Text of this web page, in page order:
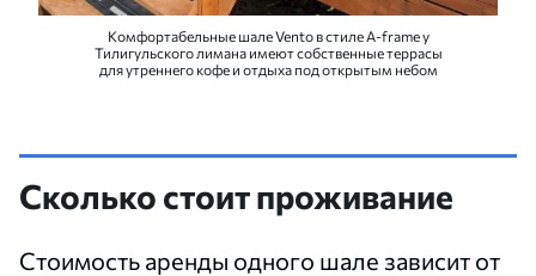
Комфортабельные шале Vento в стиле A-frame у
Тилигульского лимана имеют собственные террасы
для утреннего кофе и отдыха под открытым небом
Сколько стоит проживание
Стоимость аренды одного шале зависит от